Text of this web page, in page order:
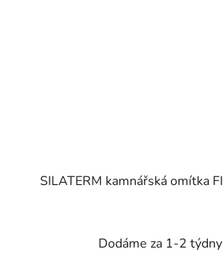
SILATERM kamnářská omítka
Dodáme za 1-2 týdny